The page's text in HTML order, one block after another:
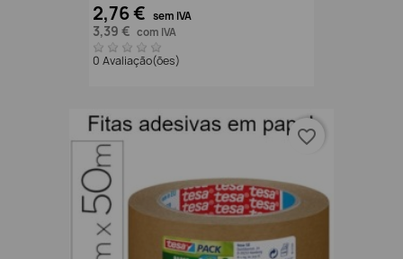
2,76 € sem IVA
3,39 € com IVA
0 Avaliação(ões)
favorite_border